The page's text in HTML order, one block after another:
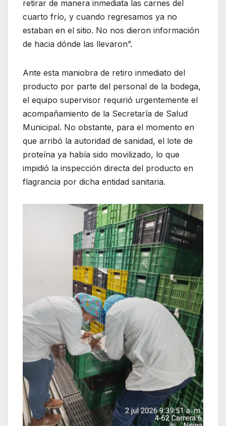
retirar de manera inmediata las carnes del
cuarto frío, y cuando regresamos ya no
estaban en el sitio. No nos dieron información
de hacia dónde las llevaron”.
Ante esta maniobra de retiro inmediato del
producto por parte del personal de la bodega,
el equipo supervisor requirió urgentemente el
acompañamiento de la Secretaría de Salud
Municipal. No obstante, para el momento en
que arribó la autoridad de sanidad, el lote de
proteína ya había sido movilizado, lo que
impidió la inspección directa del producto en
flagrancia por dicha entidad sanitaria.